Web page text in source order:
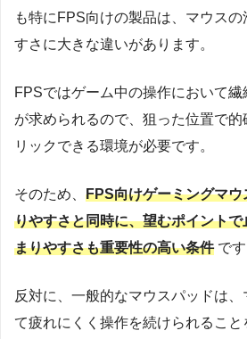
も特にFPS向けの製品は、マウス
すさに大きな違いがあります。
FPSではゲーム中の操作において繊
が求められるので、狙った位置で的
リックできる環境が必要です。
そのため、 FPS向けゲーミングマ
りやすさと同時に、望むポイント
まりやすさも重要性の高い条件です
反対に、一般的なマウスパッドは
て疲れにくく操作を続けられるこ